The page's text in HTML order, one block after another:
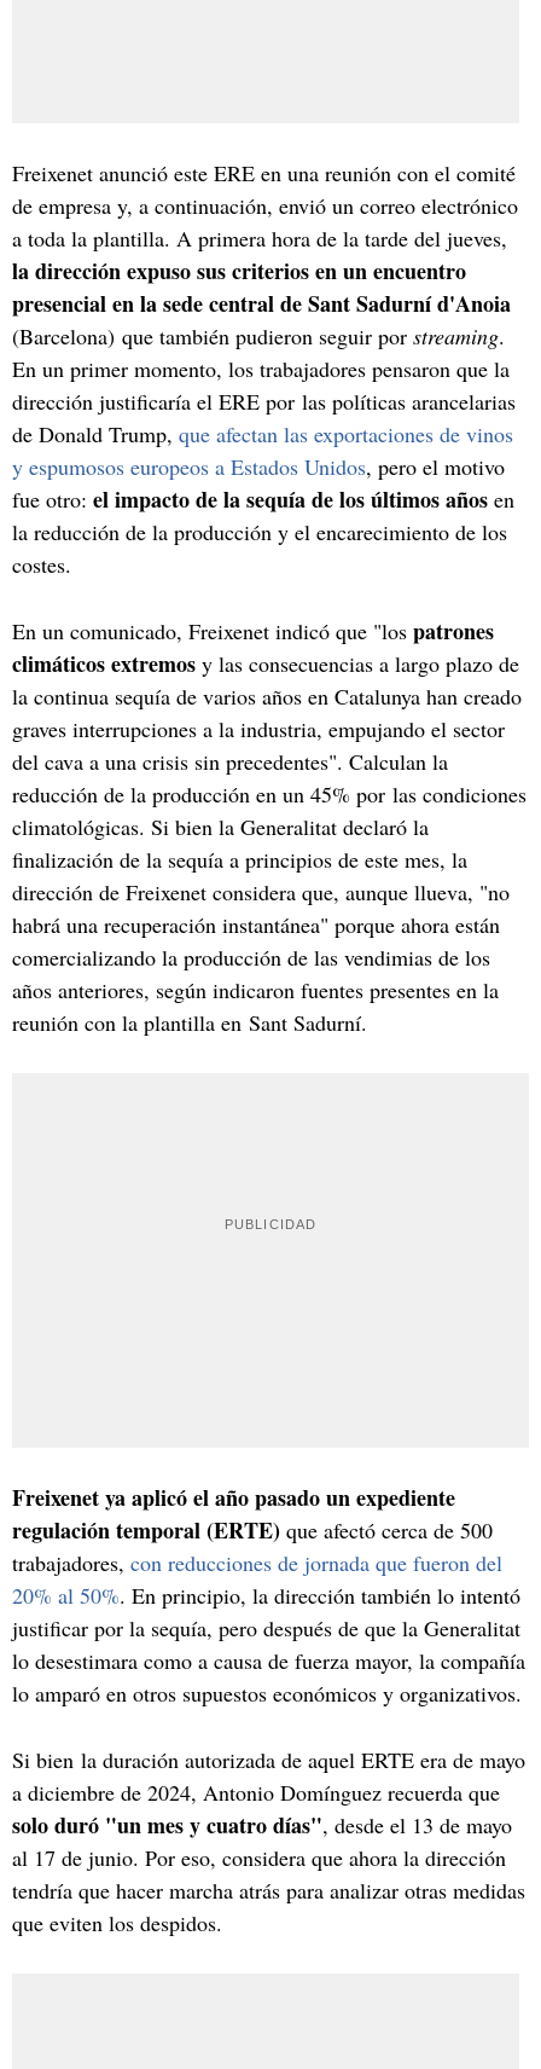
Freixenet anunció este ERE en una reunión con el comité
de empresa y, a continuación, envió un correo electrónico
a toda la plantilla. A primera hora de la tarde del jueves,
la dirección expuso sus criterios en un encuentro
presencial en la sede central de Sant Sadurní d'Anoia
(Barcelona) que también pudieron seguir por streaming.
En un primer momento, los trabajadores pensaron que la
dirección justificaría el ERE por las políticas arancelarias
de Donald Trump, que afectan las exportaciones de vinos
y espumosos europeos a Estados Unidos, pero el motivo
fue otro: el impacto de la sequía de los últimos años en
la reducción de la producción y el encarecimiento de los
costes.
En un comunicado, Freixenet indicó que "los patrones
climáticos extremos y las consecuencias a largo plazo de
la continua sequía de varios años en Catalunya han creado
graves interrupciones a la industria, empujando el sector
del cava a una crisis sin precedentes". Calculan la
reducción de la producción en un 45% por las condiciones
climatológicas. Si bien la Generalitat declaró la
finalización de la sequía a principios de este mes, la
dirección de Freixenet considera que, aunque llueva, "no
habrá una recuperación instantánea" porque ahora están
comercializando la producción de las vendimias de los
años anteriores, según indicaron fuentes presentes en la
reunión con la plantilla en Sant Sadurní.
Freixenet ya aplicó el año pasado un expediente
regulación temporal (ERTE) que afectó cerca de 500
trabajadores, con reducciones de jornada que fueron del
20% al 50%. En principio, la dirección también lo intentó
justificar por la sequía, pero después de que la Generalitat
lo desestimara como a causa de fuerza mayor, la compañía
lo amparó en otros supuestos económicos y organizativos.
Si bien la duración autorizada de aquel ERTE era de mayo
a diciembre de 2024, Antonio Domínguez recuerda que
solo duró "un mes y cuatro días", desde el 13 de mayo
al 17 de junio. Por eso, considera que ahora la dirección
tendría que hacer marcha atrás para analizar otras medidas
que eviten los despidos.